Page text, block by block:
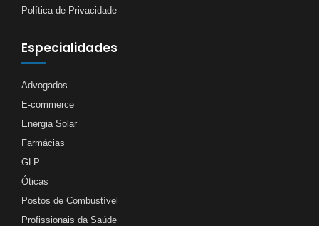
Política de Privacidade
Especialidades
Advogados
E-commerce
Energia Solar
Farmácias
GLP
Óticas
Postos de Combustível
Profissionais da Saúde